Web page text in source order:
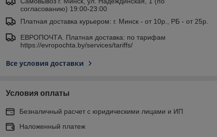
согласованию) 19:00-23:00
Платная доставка курьером: г. Минск - от 10р., РБ - от 25р.
ЕВРОПОЧТА. Платная доставка: по тарифам
https://evropochta.by/services/tariffs/
Все условия доставки
Условия оплаты
Безналичный расчет с юридическими лицами и ИП
Наложенный платеж